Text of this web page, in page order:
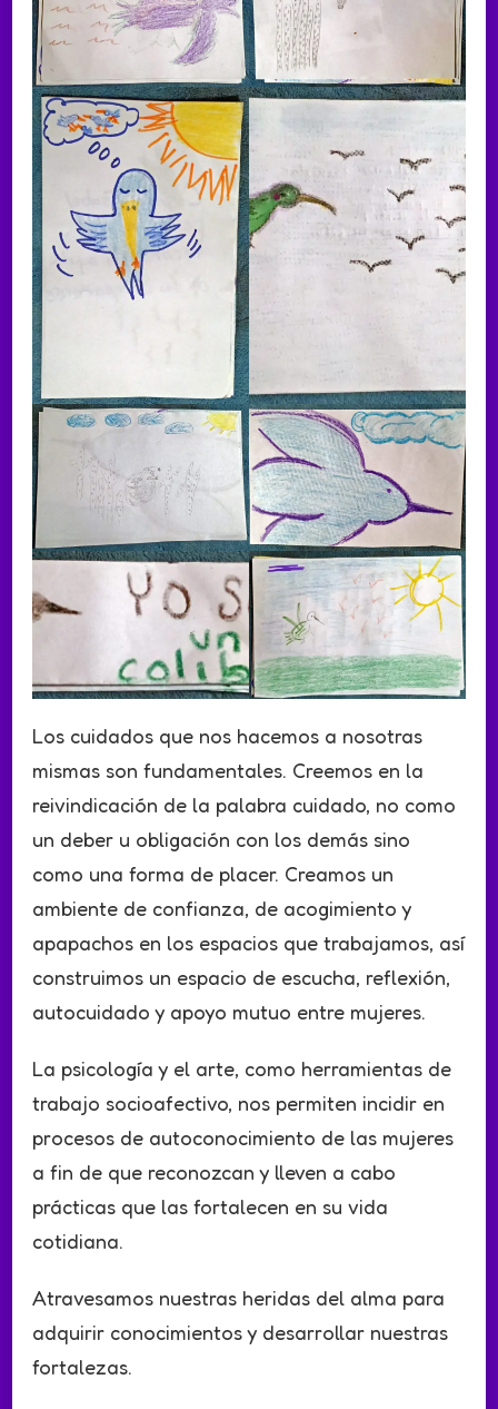
Los cuidados que nos hacemos a nosotras
mismas son fundamentales. Creemos en la
reivindicación de la palabra cuidado, no como
un deber u obligación con los demás sino
como una forma de placer. Creamos un
ambiente de confianza, de acogimiento y
apapachos en los espacios que trabajamos, así
construimos un espacio de escucha, reflexión,
autocuidado y apoyo mutuo entre mujeres.
La psicología y el arte, como herramientas de
trabajo socioafectivo, nos permiten incidir en
procesos de autoconocimiento de las mujeres
a fin de que reconozcan y lleven a cabo
prácticas que las fortalecen en su vida
cotidiana.
Atravesamos nuestras heridas del alma para
adquirir conocimientos y desarrollar nuestras
fortalezas.